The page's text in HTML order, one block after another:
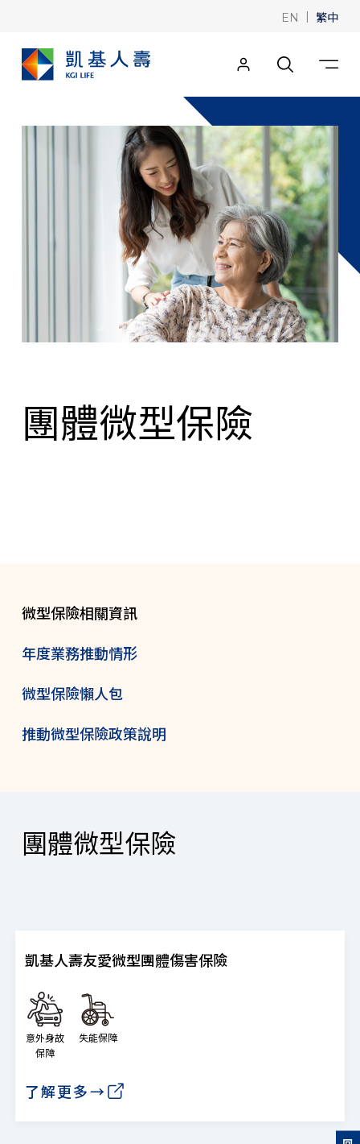
EN | 繁中
團體微型保險
微型保險相關資訊
年度業務推動情形
微型保險懶人包
推動微型保險政策說明
團體微型保險
凱基人壽友愛微型團體傷害保險
意外身故
保障
失能保障
了解更多→